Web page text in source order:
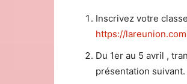
Inscrivez votre
https://
Du 1er au 5 avril ,
présentation